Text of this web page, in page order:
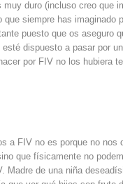
duro (incluso creo que
siempre has
puesto que os aseguro
dispuesto a pasar por
por FIV no los hubiera
a FIV no es porque no
que físicamente no
Madre de una niña